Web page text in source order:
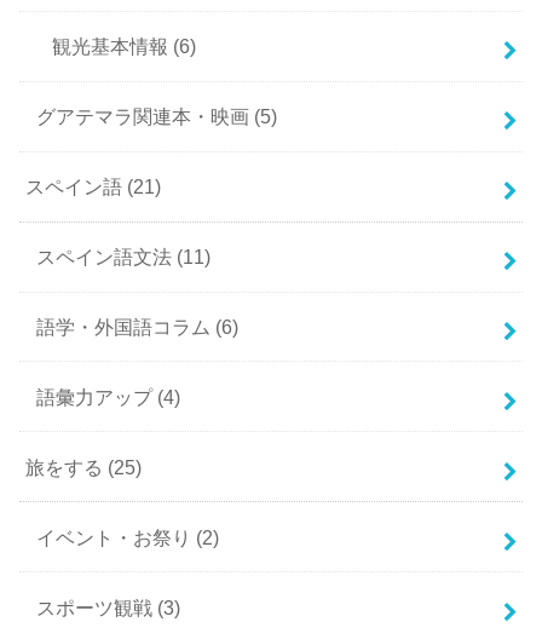
観光基本情報 (6)
グアテマラ関連本・映画 (5)
スペイン語 (21)
スペイン語文法 (11)
語学・外国語コラム (6)
語彙力アップ (4)
旅をする (25)
イベント・お祭り (2)
スポーツ観戦 (3)